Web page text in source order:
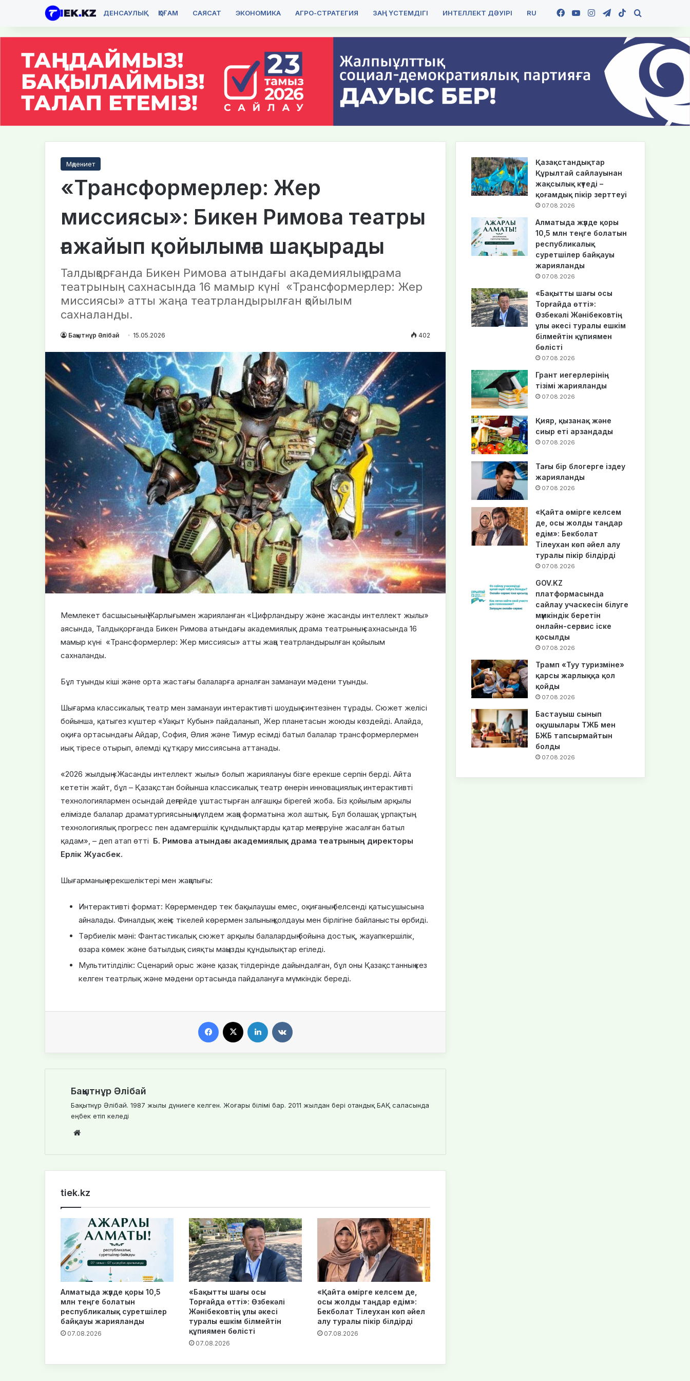
ДЕНСАУЛЫҚ ҚОҒАМ САЯСАТ ЭКОНОМИКА АГРО-СТРАТЕГИЯ ЗАҢ ҮСТЕМДІГІ ИНТЕЛЛЕКТ ДӘУІРІ RU Facebook
YouTubeInstagramTelegram
TikTok
Мәдениет
«Трансформерлер: Жер
миссиясы»: Бикен Римова театры
ғажайып қойылымға шақырады
Талдықорғанда Бикен Римова атындағы академиялық драма
театрының сахнасында 16 мамыр күні «Трансформерлер: Жер
миссиясы» атты жаңа театрландырылған қойылым
сахналанды.
Бақытнұр Әлібай 15.05.2026 402
Мемлекет басшысының Жарлығымен жарияланған «Цифрландыру және жасанды интеллект жылы»
аясында, Талдықорғанда Бикен Римова атындағы академиялық драма театрының сахнасында 16
мамыр күні «Трансформерлер: Жер миссиясы» атты жаңа театрландырылған қойылым
сахналанды.
Бұл туынды кіші және орта жастағы балаларға арналған заманауи мәдени туынды.
Шығарма классикалық театр мен заманауи интерактивті шоудың синтезінен тұрады. Сюжет желісі
бойынша, қатыгез күштер «Уақыт Кубын» пайдаланып, Жер планетасын жоюды көздейді. Алайда,
оқиға ортасындағы Айдар, София, Әлия және Тимур есімді батыл балалар трансформерлермен
иық тіресе отырып, әлемді құтқару миссиясына аттанады.
«2026 жылдың «Жасанды интеллект жылы» болып жариялануы бізге ерекше серпін берді. Айта
кететін жайт, бұл – Қазақстан бойынша классикалық театр өнерін инновациялық интерактивті
технологиялармен осындай деңгейде ұштастырған алғашқы бірегей жоба. Біз қойылым арқылы
елімізде балалар драматургиясының мүлдем жаңа форматына жол аштық. Бұл болашақ ұрпақтың
технологиялық прогресс пен адамгершілік құндылықтарды қатар меңгеруіне жасалған батыл
қадам», – деп атап өтті Б. Римова атындағы академиялық драма театрының директоры
Ерлік Жуасбек.
Шығарманың ерекшеліктері мен жаңалығы:
Интерактивті формат: Көрермендер тек бақылаушы емес, оқиғаның белсенді қатысушысына
айналады. Финалдық жеңіс тікелей көрермен залының қолдауы мен бірлігіне байланысты өрбиді.
Тәрбиелік мәні: Фантастикалық сюжет арқылы балалардың бойына достық, жауапкершілік,
өзара көмек және батылдық сияқты маңызды құндылықтар егіледі.
Мультитілділік: Сценарий орыс және қазақ тілдерінде дайындалған, бұл оны Қазақстанның кез
келген театрлық және мәдени ортасында пайдалануға мүмкіндік береді.
Бақытнұр Әлібай
Бақытнұр Әлібай. 1987 жылы дүниеге келген. Жоғары білімі бар. 2011 жылдан бері отандық БАҚ саласында
еңбек етіп келеді
te
tiek.kz
Алматыда жүлде қоры 10,5
млн теңге болатын
республикалық суретшілер
байқауы жарияланды
07.08.2026
«Бақытты шағы осы
Торғайда өтті»: Өзбекәлі
Жәнібековтің ұлы әкесі
туралы ешкім білмейтін
құпиямен бөлісті
07.08.2026
«Қайта өмірге келсем де,
осы жолды таңдар едім»:
Бекболат Тілеухан көп әйел
алу туралы пікір білдірді
07.08.2026
Қазақстандықтар
Құрылтай сайлауынан
жақсылық күтеді –
қоғамдық пікір зерттеуі
07.08.2026
Алматыда жүлде қоры
10,5 млн теңге болатын
республикалық
суретшілер байқауы
жарияланды
07.08.2026
«Бақытты шағы осы
Торғайда өтті»:
Өзбекәлі Жәнібековтің
ұлы әкесі туралы ешкім
білмейтін құпиямен
бөлісті
07.08.2026
Грант иегерлерінің
тізімі жарияланды
07.08.2026
Қияр, қызанақ және
сиыр еті арзандады
07.08.2026
Тағы бір блогерге іздеу
жарияланды
07.08.2026
«Қайта өмірге келсем
де, осы жолды таңдар
едім»: Бекболат
Тілеухан көп әйел алу
туралы пікір білдірді
07.08.2026
GOV.KZ
платформасында
сайлау учаскесін білуге
мүмкіндік беретін
онлайн-сервис іске
қосылды
07.08.2026
Трамп «Туу туризміне»
қарсы жарлыққа қол
қойды
07.08.2026
Бастауыш сынып
оқушылары ТЖБ мен
БЖБ тапсырмайтын
болды
07.08.2026